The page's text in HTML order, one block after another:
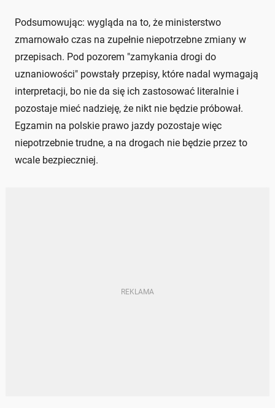
Podsumowując: wygląda na to, że ministerstwo
zmarnowało czas na zupełnie niepotrzebne zmiany w
przepisach. Pod pozorem "zamykania drogi do
uznaniowości" powstały przepisy, które nadal wymagają
interpretacji, bo nie da się ich zastosować literalnie i
pozostaje mieć nadzieję, że nikt nie będzie próbował.
Egzamin na polskie prawo jazdy pozostaje więc
niepotrzebnie trudne, a na drogach nie będzie przez to
wcale bezpieczniej.